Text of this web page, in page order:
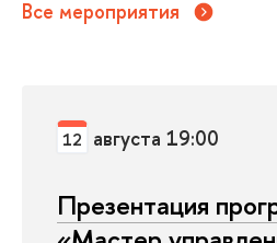
Все мероприятия
12 августа 19:00
Презентация